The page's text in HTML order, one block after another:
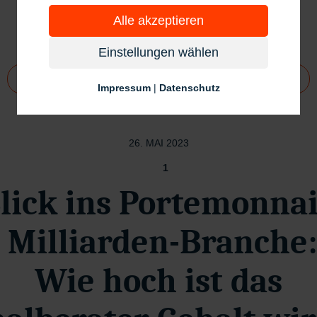
26. MAI 2023
1
ins
Milliarden-Branche:
Wie hoch ist das
Alle akzeptieren
Einstellungen wählen
Impressum| Datenschutz